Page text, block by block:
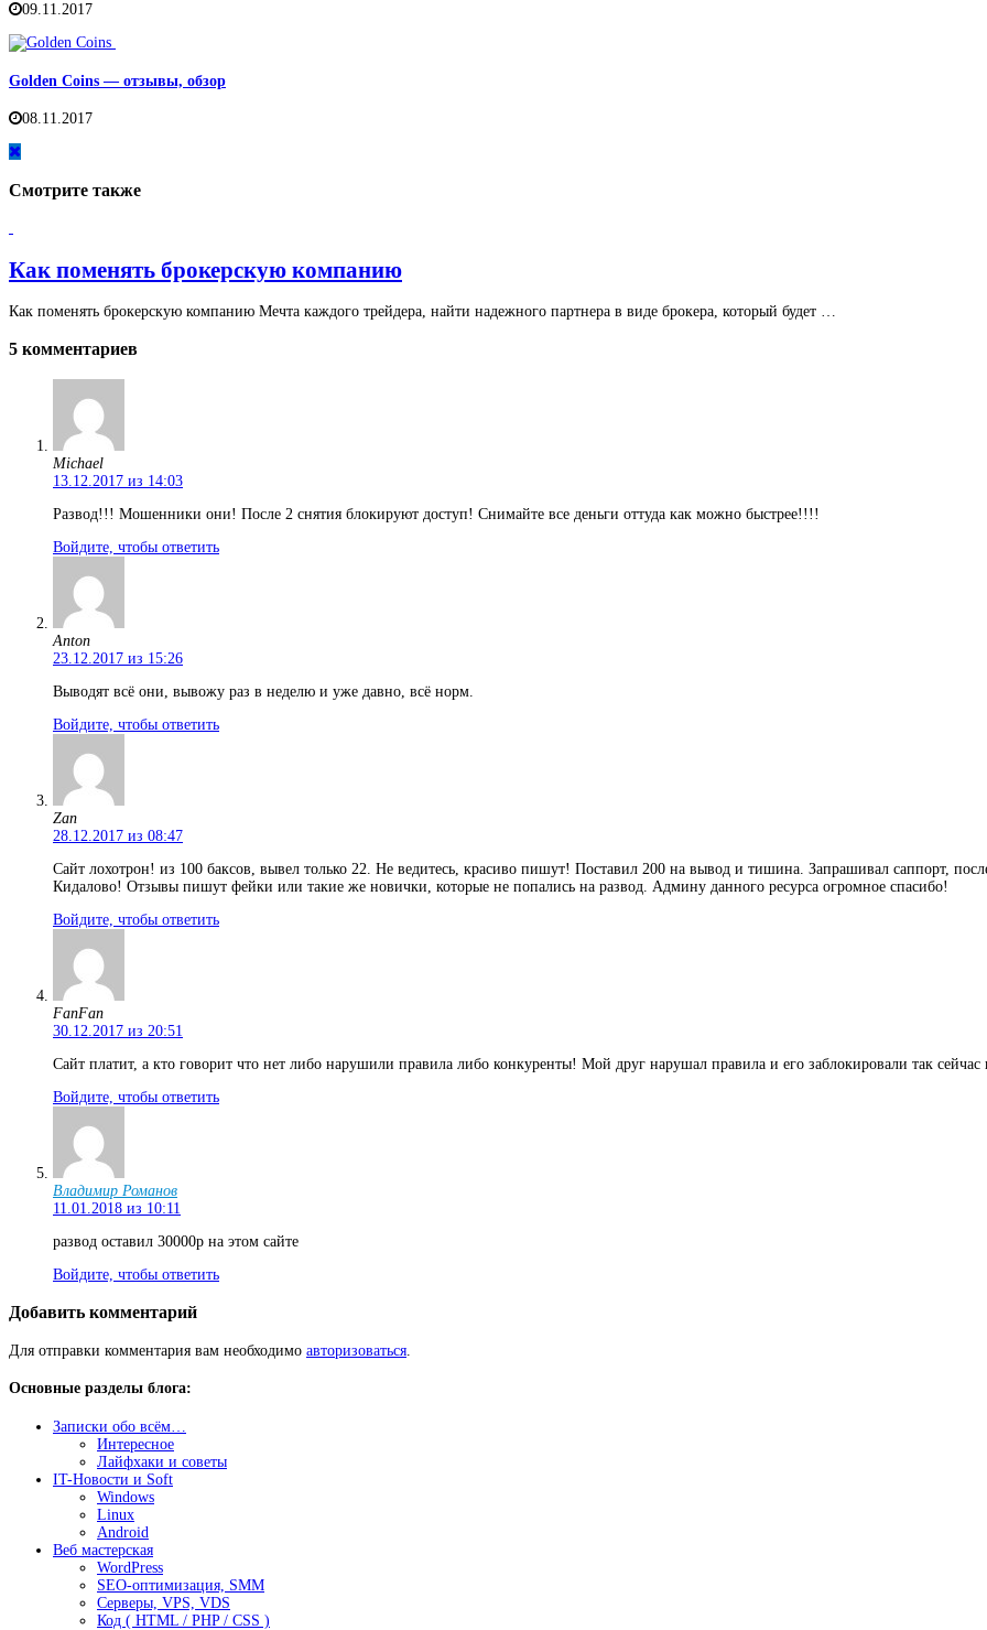
09.11.2017
Golden Coins — отзывы, обзор
08.11.2017
Смотрите также
Как поменять брокерскую компанию
Как поменять брокерскую компанию Мечта каждого трейдера, найти надежного партнера в виде брокера, который будет …
5 комментариев
Michael
13.12.2017 из 14:03
Развод!!! Мошенники они! После 2 снятия блокируют доступ! Снимайте все деньги оттуда как можно быстрее!!!!
Войдите, чтобы ответить
Anton
23.12.2017 из 15:26
Выводят всё они, вывожу раз в неделю и уже давно, всё норм.
Войдите, чтобы ответить
Zan
28.12.2017 из 08:47
Сайт лохотрон! из 100 баксов, вывел только 22. Не ведитесь, красиво пишут! Поставил 200 на вывод и тишина. Запрашивал саппорт,
Кидалово! Отзывы пишут фейки или такие же новички, которые не попались на развод. Админу данного ресурса огромное спасибо!
Войдите, чтобы ответить
FanFan
30.12.2017 из 20:51
Сайт платит, а кто говорит что нет либо нарушили правила либо конкуренты! Мой друг нарушал правила и его заблокировали так
Войдите, чтобы ответить
Владимир Романов
11.01.2018 из 10:11
развод оставил 30000р на этом сайте
Войдите, чтобы ответить
Добавить комментарий
Для отправки комментария вам необходимо авторизоваться
Основные разделы блога:
Записки обо всём…
Интересное
Лайфхаки и советы
IT-Новости и Soft
Windows
Linux
Android
Веб мастерская
WordPress
SEO-оптимизация, SMM
Серверы, VPS, VDS
Код ( HTML / PHP / CSS )